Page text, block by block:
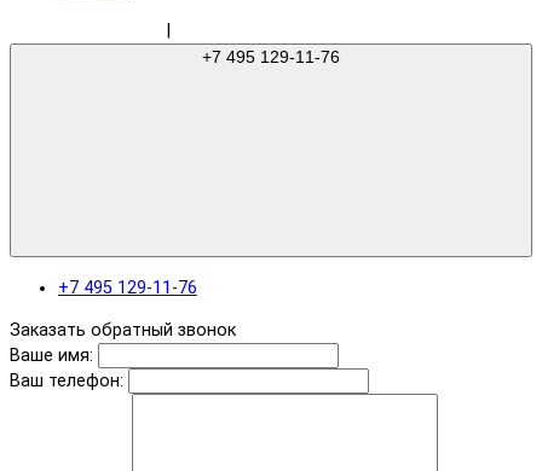
+7 495 129-11-76
Заказать обратный звонок
Ваше имя:
Ваш телефон: